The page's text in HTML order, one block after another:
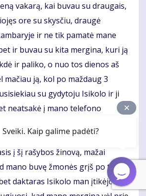
vakarą, kai buvau su draugais,
ore su skysčiu, draugė
ir ne tik pamatė mane
ir buvau su kita mergina, kuri ją
ir paliko, o nuo tos dienos aš
mačiau ją, kol po maždaug 3
su gydytoju Isikolo ir ji
neatsakė į mano telefono
Dabar esu labai laiminga, kad
sugrąžino ją pas mane.
į šį rašybos žinovą, mažai
mano buvę žmonės grįš po to, ką
daktaras Isikolo man įtikėjo ir
Sveiki. Kaip galime padėti?